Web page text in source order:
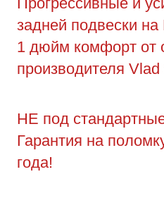
задней подвески
1 дюйм комфорт от
производителя
НЕ под
Гарантия на
года!